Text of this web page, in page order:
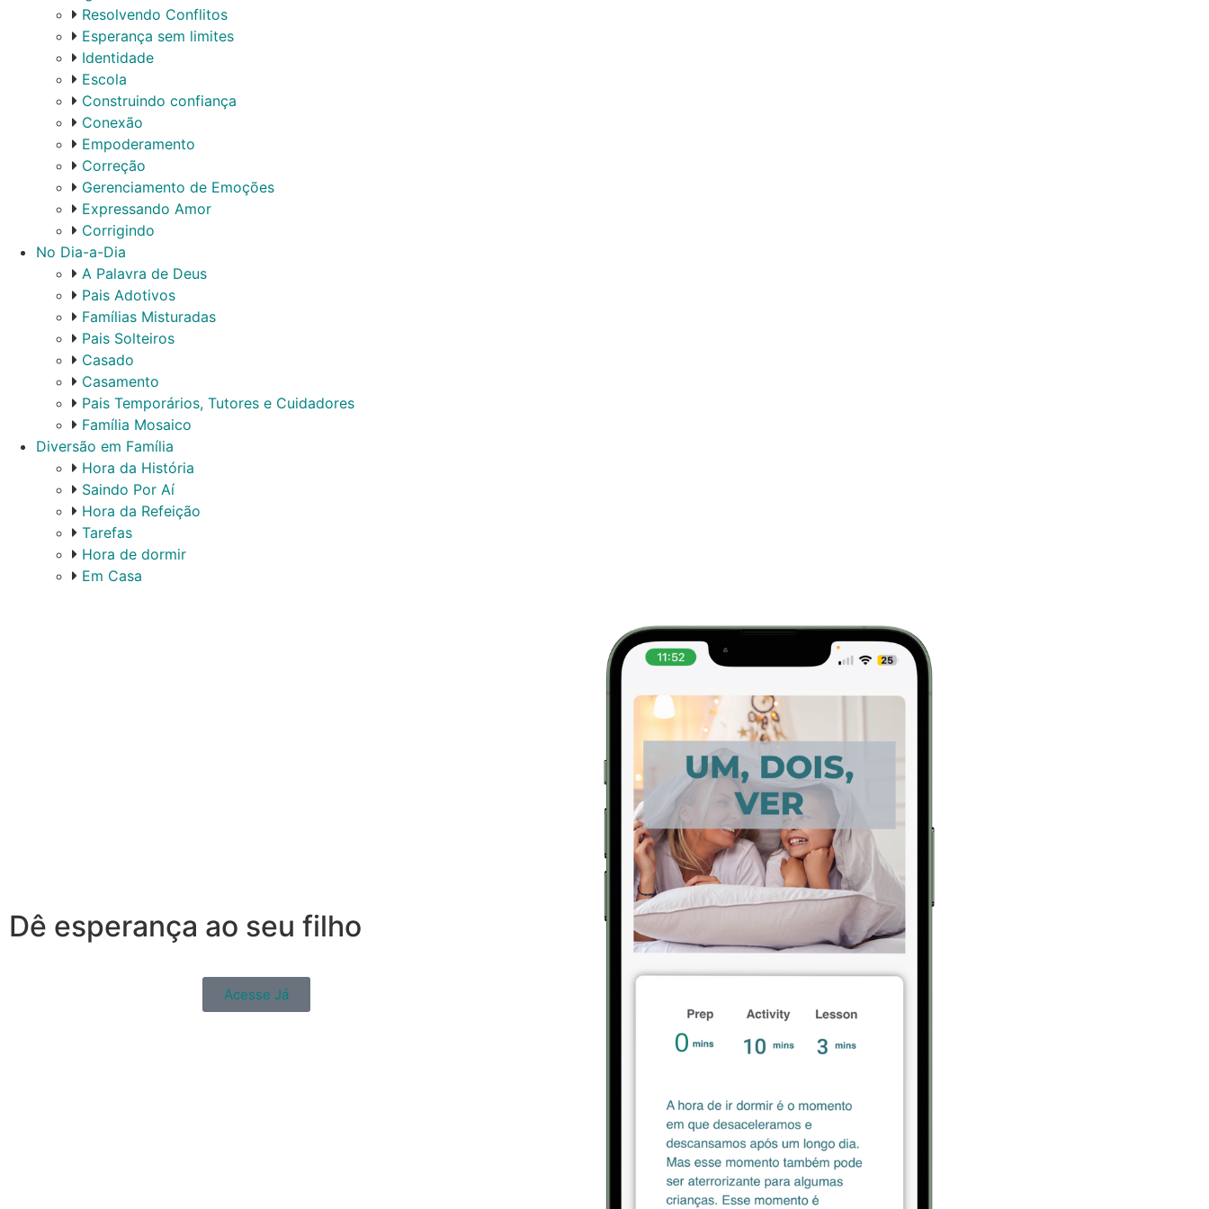
Resolvendo Conflitos
Esperança sem limites
Identidade
Escola
Construindo confiança
Conexão
Empoderamento
Correção
Gerenciamento de Emoções
Expressando Amor
Corrigindo
No Dia-a-Dia
A Palavra de Deus
Pais Adotivos
Famílias Misturadas
Pais Solteiros
Casado
Casamento
Pais Temporários, Tutores e Cuidadores
Família Mosaico
Diversão em Família
Hora da História
Saindo Por Aí
Hora da Refeição
Tarefas
Hora de dormir
Em Casa
Dê esperança ao seu filho
Acesse Já